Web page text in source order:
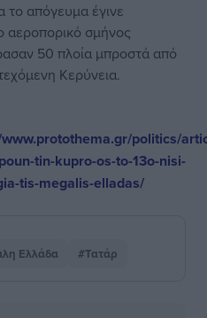
απόγευμα έγινε
αεροπορικό σμήνος
50 πλοία μπροστά από
Κερύνεια.
politics/
tin-kupro-os-to-13o-nisi-
tis-megalis-elladas/
Ελλάδα #Τατάρ